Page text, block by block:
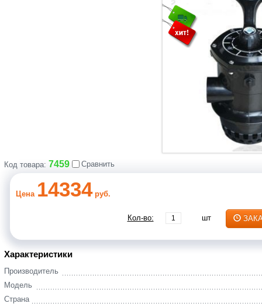
Код товара: 7459 Сравнить
Цена 14334руб.
Кол-во: шт
Характеристики
Производитель
Модель
Страна